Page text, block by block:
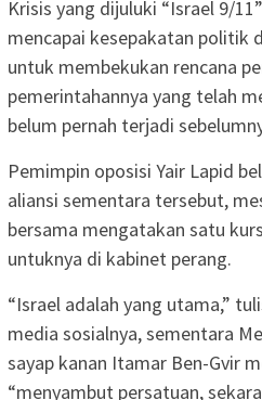
Krisis yang dijuluki “Israel 9/
mencapai kesepakatan politik
untuk membekukan rencana
pemerintahannya yang telah
belum pernah terjadi
Pemimpin oposisi Yair Lapid
aliansi sementara tersebut,
bersama mengatakan satu
untuknya di kabinet perang.
“Israel adalah yang utama,”
media sosialnya, sementara
sayap kanan Itamar Ben-Gvir
“menyambut persatuan,